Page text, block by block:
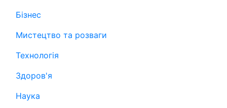
Бізнес
Мистецтво та розваги
Технологія
Здоров'я
Наука